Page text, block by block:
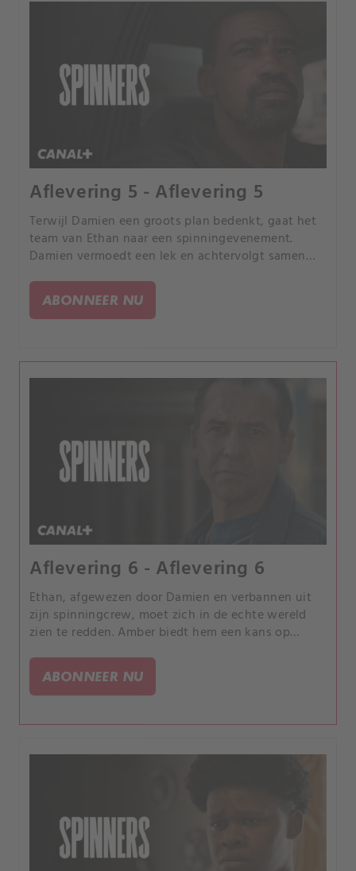
Aflevering 5 - Aflevering 5
Terwijl Damien een groots plan bedenkt, gaat het
team van Ethan naar een spinningevenement.
Damien vermoedt een lek en achtervolgt samen
ABONNEER NU
Aflevering 6 - Aflevering 6
Ethan, afgewezen door Damien en verbannen uit
zijn spinningcrew, moet zich in de echte wereld
zien te redden. Amber biedt hem een kans op
ABONNEER NU